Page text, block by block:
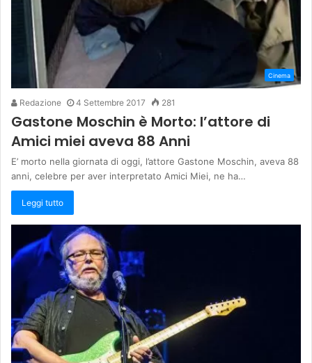
Cinema
Redazione 4 Settembre 2017 281
Gastone Moschin è Morto: l’attore di
Amici miei aveva 88 Anni
E’ morto nella giornata di oggi, l’attore Gastone Moschin, aveva 88
anni, celebre per aver interpretato Amici Miei, ne ha…
Leggi tutto